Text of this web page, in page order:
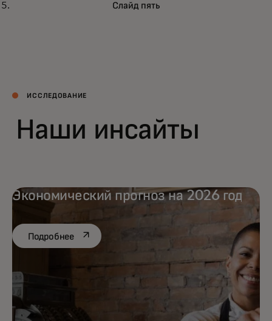
Слайд пять
ИССЛЕДОВАНИЕ
Наши инсайты
Экономический прогноз на 2026 год
Подробнееopens in a new tab